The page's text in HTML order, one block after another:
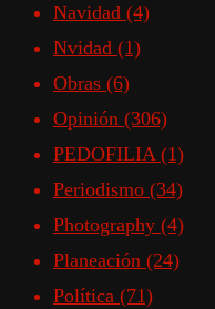
Navidad (4)
Nvidad (1)
Obras (6)
Opinión (306)
PEDOFILIA (1)
Periodismo (34)
Photography (4)
Planeación (24)
Política (71)